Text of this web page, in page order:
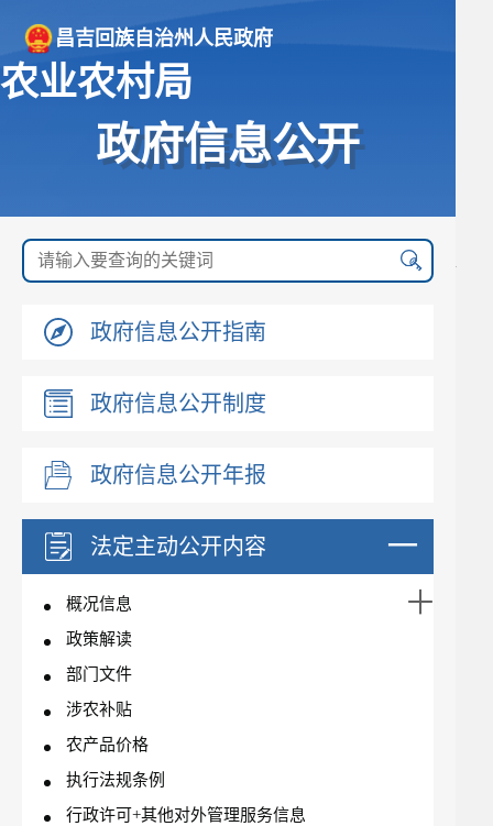
昌吉回族自治州人民政府
农业农村局
政府信息公开
政府信息公开指南
政府信息公开制度
政府信息公开年报
法定主动公开内容
概况信息
政策解读
部门文件
涉农补贴
农产品价格
执行法规条例
行政许可+其他对外管理服务信息